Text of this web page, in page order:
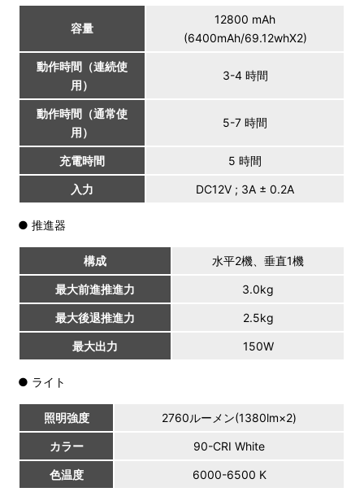
容量
12800 mAh
(6400mAh/69.12whX2)
動作時間（連続使
用）
3-4 時間
動作時間（通常使
用）
5-7 時間
充電時間 5 時間
入力 DC12V ; 3A ± 0.2A
● 推進器
構成 水平2機、垂直1機
最大前進推進力 3.0kg
最大後退推進力 2.5kg
最大出力 150W
● ライト
照明強度 2760ルーメン(1380lm×2)
カラー 90-CRI White
色温度 6000-6500 K